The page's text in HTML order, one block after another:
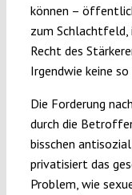
können –
zum Schlachtfeld,
Recht des
Irgendwie keine
Die Forderung
durch die
bisschen
privatisiert das
Problem, wie